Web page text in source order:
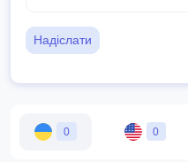
Надіслати
0 0